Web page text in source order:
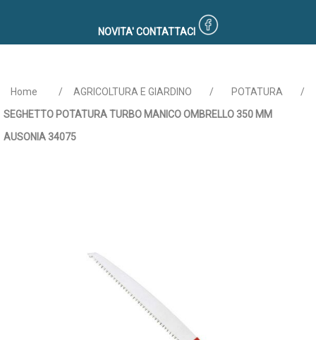
NOVITA' CONTATTACI
Home / AGRICOLTURA E GIARDINO / POTATURA
/
SEGHETTO POTATURA TURBO MANICO OMBRELLO 350 MM
AUSONIA 34075